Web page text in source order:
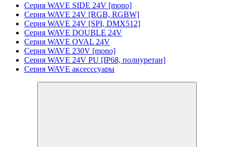
Серия WAVE SIDE 24V [mono]
Серия WAVE 24V [RGB, RGBW]
Серия WAVE 24V [SPI, DMX512]
Серия WAVE DOUBLE 24V
Серия WAVE OVAL 24V
Серия WAVE 230V [mono]
Серия WAVE 24V PU [IP68, полиуретан]
Серия WAVE аксесссуары